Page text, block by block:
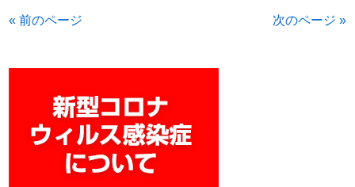
« 前のページ 次のページ »